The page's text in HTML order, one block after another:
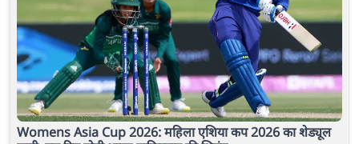
Womens Asia Cup 2026: महिला एशिया कप 2026 का शेड्यूल